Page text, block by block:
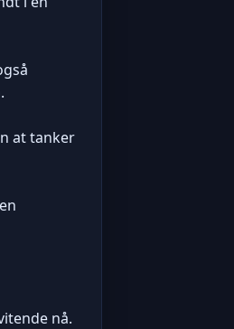
at tanker
nå.